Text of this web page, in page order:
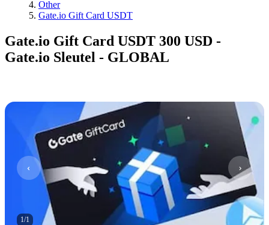
Other
Gate.io Gift Card USDT
Gate.io Gift Card USDT 300 USD -
Gate.io Sleutel - GLOBAL
1/1